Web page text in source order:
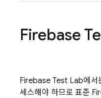
Firebase
Firebase Test Lab에서
세스해야 하므로 표준